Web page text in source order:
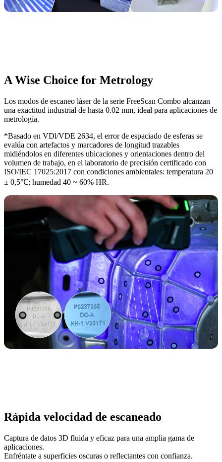
A Wise Choice for Metrology
Los modos de escaneo láser de la serie FreeScan Combo alcanzan
una exactitud industrial de hasta 0.02 mm, ideal para aplicaciones de
metrología.
*Basado en VDl/VDE 2634, el error de espaciado de esferas se
evalúa con artefactos y marcadores de longitud trazables
midiéndolos en diferentes ubicaciones y orientaciones dentro del
volumen de trabajo, en el laboratorio de precisión certificado con
ISO/IEC 17025:2017 con condiciones ambientales: temperatura 20
± 0,5℃; humedad 40 ~ 60% HR.
Rápida velocidad de escaneado
Captura de datos 3D fluida y eficaz para una amplia gama de
aplicaciones.
Enfréntate a superficies oscuras o reflectantes con confianza.